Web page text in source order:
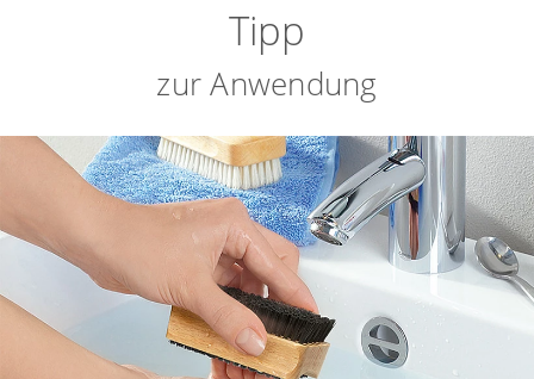
Tipp
zur Anwendung